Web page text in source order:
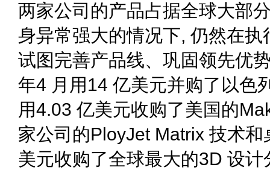
两家公司的产品占据全球大部
身异常强大的情况下, 仍然在
试图完善产品线、巩固领先优
年4 月用14 亿美元并购了以色
用4.03 亿美元收购了美国的
家公司的PloyJet Matrix 技术
美元收购了全球最大的3D 设